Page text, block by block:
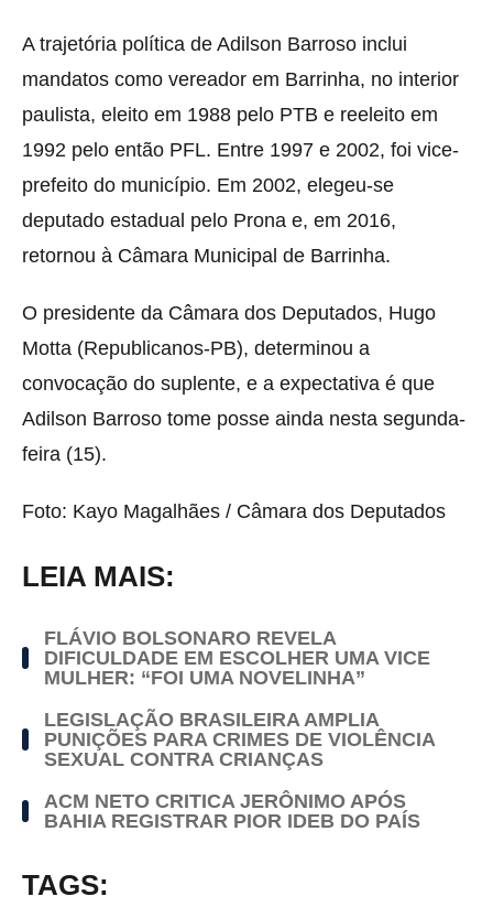
A trajetória política de Adilson Barroso inclui
mandatos como vereador em Barrinha, no interior
paulista, eleito em 1988 pelo PTB e reeleito em
1992 pelo então PFL. Entre 1997 e 2002, foi vice-
prefeito do município. Em 2002, elegeu-se
deputado estadual pelo Prona e, em 2016,
retornou à Câmara Municipal de Barrinha.
O presidente da Câmara dos Deputados, Hugo
Motta (Republicanos-PB), determinou a
convocação do suplente, e a expectativa é que
Adilson Barroso tome posse ainda nesta segunda-
feira (15).
Foto: Kayo Magalhães / Câmara dos Deputados
LEIA MAIS:
FLÁVIO BOLSONARO REVELA
DIFICULDADE EM ESCOLHER UMA VICE
MULHER: “FOI UMA NOVELINHA”
LEGISLAÇÃO BRASILEIRA AMPLIA
PUNIÇÕES PARA CRIMES DE VIOLÊNCIA
SEXUAL CONTRA CRIANÇAS
ACM NETO CRITICA JERÔNIMO APÓS
BAHIA REGISTRAR PIOR IDEB DO PAÍS
TAGS: